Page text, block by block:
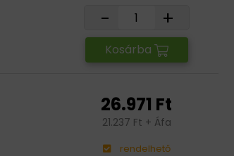
- +
Kosárba
26.971 Ft
21.237 Ft + Áfa
rendelhető